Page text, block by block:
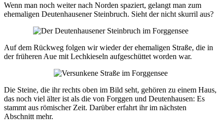
Wenn man noch weiter nach Norden spaziert, gelangt man zum
ehemaligen Deutenhausener Steinbruch. Sieht der nicht skurril aus?
Auf dem Rückweg folgen wir wieder der ehemaligen Straße, die in
der früheren Aue mit Lechkieseln aufgeschüttet worden war.
Die Steine, die ihr rechts oben im Bild seht, gehören zu einem Haus,
das noch viel älter ist als die von Forggen und Deutenhausen: Es
stammt aus römischer Zeit. Darüber erfahrt ihr im nächsten
Abschnitt mehr.